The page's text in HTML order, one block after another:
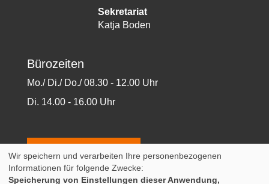
Sekretariat
Katja Boden
Bürozeiten
Mo./ Di./ Do./ 08.30 - 12.00 Uhr
Di. 14.00 - 16.00 Uhr
AGB Impressum Datenschutz
Wir speichern und verarbeiten Ihre personenbezogenen
Informationen für folgende Zwecke:
Speicherung von Einstellungen dieser Anwendung,